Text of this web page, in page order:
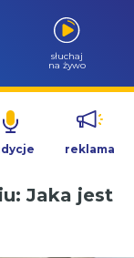
słuchaj
na żywo
reklama
Jaka jest